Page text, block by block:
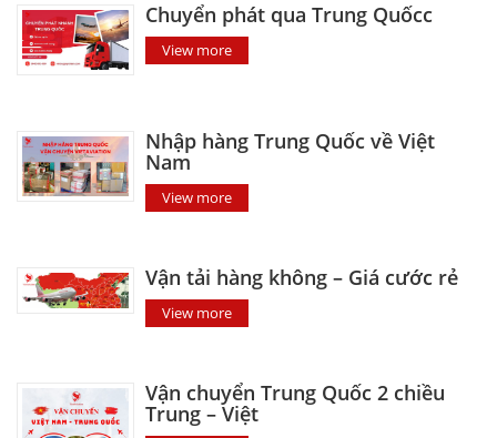
Chuyển phát qua Trung Quốcc
View more
Nhập hàng Trung Quốc về Việt
Nam
View more
Vận tải hàng không – Giá cước rẻ
View more
Vận chuyển Trung Quốc 2 chiều
Trung – Việt